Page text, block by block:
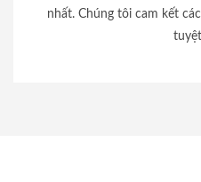
nhất. Chúng tôi cam kết